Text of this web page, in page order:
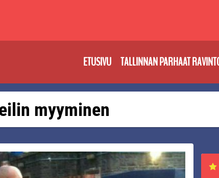
ETUSIVU TALLINNAN PARHAAT
myyminen